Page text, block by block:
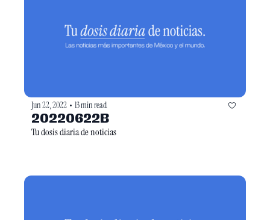
Jun 22, 2022 • 13 min read
20220622B
Tu dosis diaria de noticias